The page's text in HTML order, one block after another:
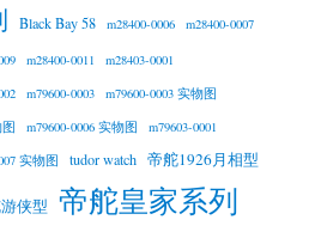
Black Bay 58 m28400-0006 m28400-0007
m28400-0011
m28403-0001
m79600-0003
m79600-0003 实物图
图 m79600-0006 实物图
m79603-0001
实物图 tudor watch 帝舵1926月相型
侠型 帝舵皇家系列